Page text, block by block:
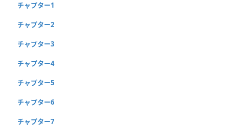
チャプター1
チャプター2
チャプター3
チャプター4
チャプター5
チャプター6
チャプター7